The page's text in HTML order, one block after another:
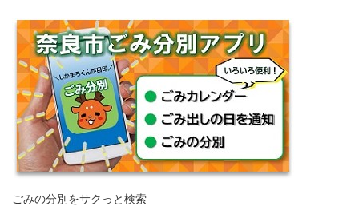
ごみの分別をサクっと検索